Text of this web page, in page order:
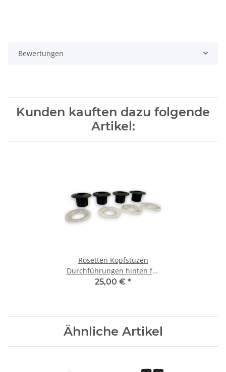
Bewertungen
Kunden kauften dazu folgende
Artikel:
Rosetten Kopfstüzen
Durchführungen hinten für
Mercedes Oldtimer 4 Stück
25,00 € *
Ähnliche Artikel